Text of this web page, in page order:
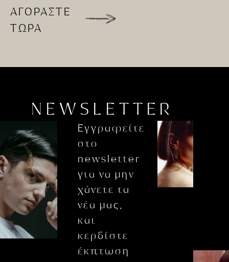
ΑΓΟΡΑΣΤΕ
ΤΩΡΑ
NEWSLETTER
Εγγραφείτε
στο
newsletter
για να μην
χάνετε τα
νέα μας,
και
κερδίστε
έκπτωση